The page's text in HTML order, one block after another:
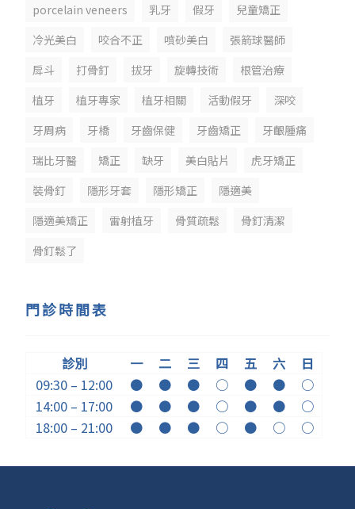
porcelain veneers
乳牙 假牙
兒童矯正
冷光美白
咬合不正 噴砂美白
張箭球醫師
戽斗
打骨釘 拔牙 旋轉技術
根管治療
植牙
植牙專家 植牙相關 活動假牙
深咬
牙周病
牙橋 牙齒保健 牙齒矯正
牙齦腫痛
瑞比牙醫
矯正 缺牙 美白貼片
虎牙矯正
裝骨釘
隱形牙套 隱形矯正
隱適美
隱適美矯正
雷射植牙 骨質疏鬆
骨釘清潔
骨釘鬆了
門診時間表
診別 一 二 三 四 五 六
日
09:30 – 12:00
● ● ● ○ ● ●
○
14:00 – 17:00
● ● ● ○ ● ●
○
18:00 – 21:00
● ● ● ○ ● ○ ○